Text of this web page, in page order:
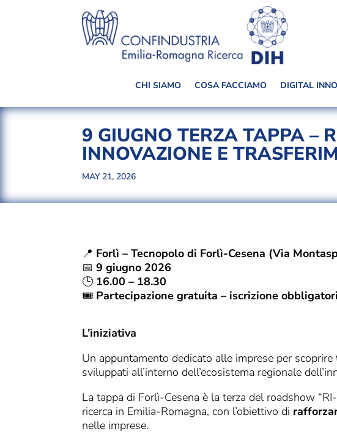
CHI SIAMO COSA FACCIAMO DIGITAL
9 GIUGNO TERZA TAPPA –
INNOVAZIONE E
MAY 21, 2026
📍 Forlì – Tecnopolo di Forlì-Cesena (Via
📅9 giugno 2026
🕒 16.00 – 18.30
🎟 Partecipazione gratuita – iscrizione
L’iniziativa
Un appuntamento dedicato alle imprese per scoprire
sviluppati all’interno dell’ecosistema regionale
La tappa di Forlì-Cesena è la terza del roadshow
ricerca in Emilia-Romagna, con l’obiettivo di
nelle imprese.